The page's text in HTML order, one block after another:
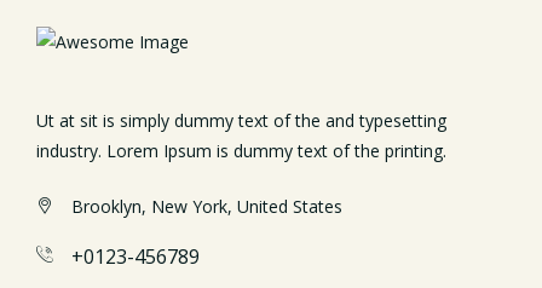
Ut at sit is simply dummy text of the and typesetting
industry. Lorem Ipsum is dummy text of the printing.
Brooklyn, New York, United States
+0123-456789